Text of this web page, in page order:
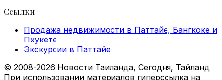
Ссылки
Продажа недвижимости в Паттайе, Бангкоке и
Пхукете
Экскурсии в Паттайе
© 2008-2026 Новости Таиланда, Сегодня, Тайланд
При использовании материалов гиперссылка на